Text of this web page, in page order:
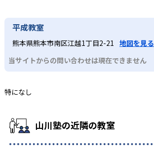
平成教室
熊本県熊本市南区江越1丁目2-21 地図を見る
当サイトからの問い合わせは現在できません
特になし
山川塾の近隣の教室